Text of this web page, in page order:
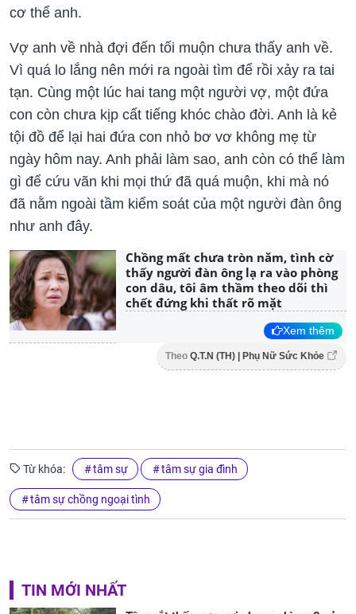
cơ thể anh.
Vợ anh về nhà đợi đến tối muộn chưa thấy anh về.
Vì quá lo lắng nên mới ra ngoài tìm để rồi xảy ra tai
tạn. Cùng một lúc hai tang một người vợ, một đứa
con còn chưa kịp cất tiếng khóc chào đời. Anh là kẻ
tội đồ để lại hai đứa con nhỏ bơ vơ không mẹ từ
ngày hôm nay. Anh phải làm sao, anh còn có thể làm
gì để cứu vãn khi mọi thứ đã quá muộn, khi mà nó
đã nằm ngoài tầm kiểm soát của một người đàn ông
như anh đây.
Chồng mất chưa tròn năm, tình cờ
thấy người đàn ông lạ ra vào phòng
con dâu, tôi âm thầm theo dõi thì
chết đứng khi thất rõ mặt
Xem thêm
Theo Q.T.N (TH) | Phụ Nữ Sức Khỏe
Từ khóa: tâm sự tâm sự gia đình
tâm sự chồng ngoại tình
TIN MỚI NHẤT